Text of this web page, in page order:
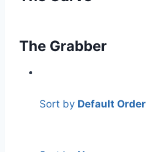
The Grabber
Sort by Default Order